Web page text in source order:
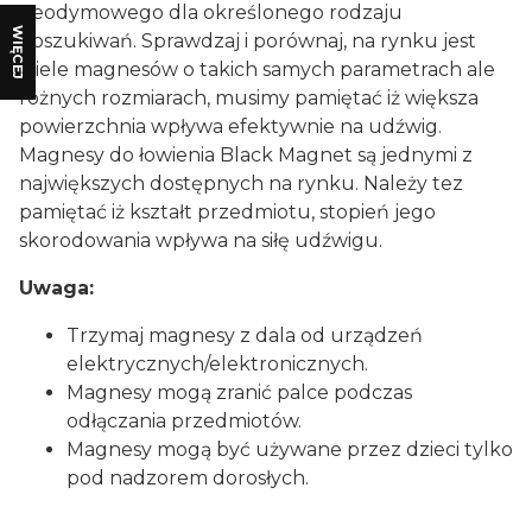
WIĘCEJ
neodymowego dla określonego rodzaju
poszukiwań. Sprawdzaj i porównaj, na rynku jest
wiele magnesów o takich samych parametrach ale
różnych rozmiarach, musimy pamiętać iż większa
powierzchnia wpływa efektywnie na udźwig.
Magnesy do łowienia Black Magnet są jednymi z
największych dostępnych na rynku. Należy tez
pamiętać iż kształt przedmiotu, stopień jego
skorodowania wpływa na siłę udźwigu.
Uwaga:
Trzymaj magnesy z dala od urządzeń
elektrycznych/elektronicznych.
Magnesy mogą zranić palce podczas
odłączania przedmiotów.
Magnesy mogą być używane przez dzieci tylko
pod nadzorem dorosłych.